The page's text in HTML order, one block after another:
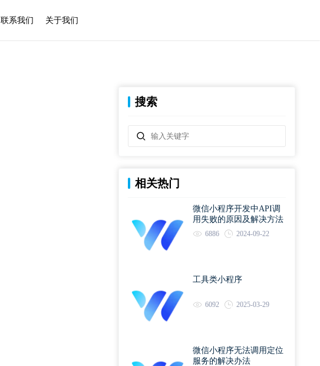
联系我们 关于我们
搜索
相关热门
微信小程序开发中API调
用失败的原因及解决方法
6886 2024-09-22
工具类小程序
6092 2025-03-29
微信小程序无法调用定位
服务的解决办法